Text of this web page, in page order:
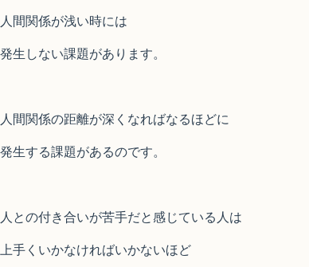
人間関係が浅い時には
発生しない課題があります。
人間関係の距離が深くなればなるほどに
発生する課題があるのです。
人との付き合いが苦手だと感じている人は
上手くいかなければいかないほど